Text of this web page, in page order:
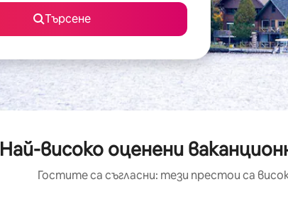
Търсене
Най-високо оценени
Гостите са съгласни: тези престои са